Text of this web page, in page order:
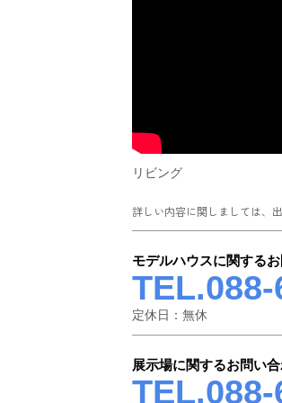
リビング
詳しい内容に関しましては、
モデルハウスに関する
定休日：無休
展示場に関するお問い合